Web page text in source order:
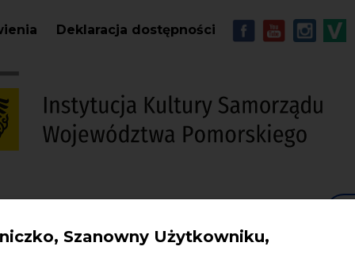
Szanowny Użytkowniku,
Deklaracja dostępności MENU -